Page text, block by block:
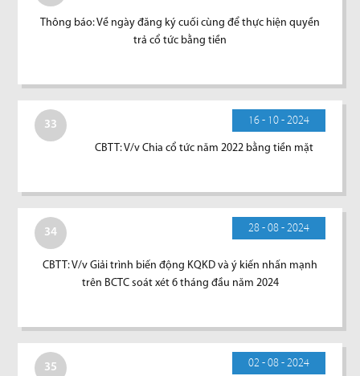
Thông báo: Về ngày đăng ký cuối cùng để thực hiện quyền
trả cổ tức bằng tiền
33 16 - 10 - 2024
CBTT: V/v Chia cổ tức năm 2022 bằng tiền mặt
34 28 - 08 - 2024
CBTT: V/v Giải trình biến động KQKD và ý kiến nhấn mạnh
trên BCTC soát xét 6 tháng đầu năm 2024
35 02 - 08 - 2024